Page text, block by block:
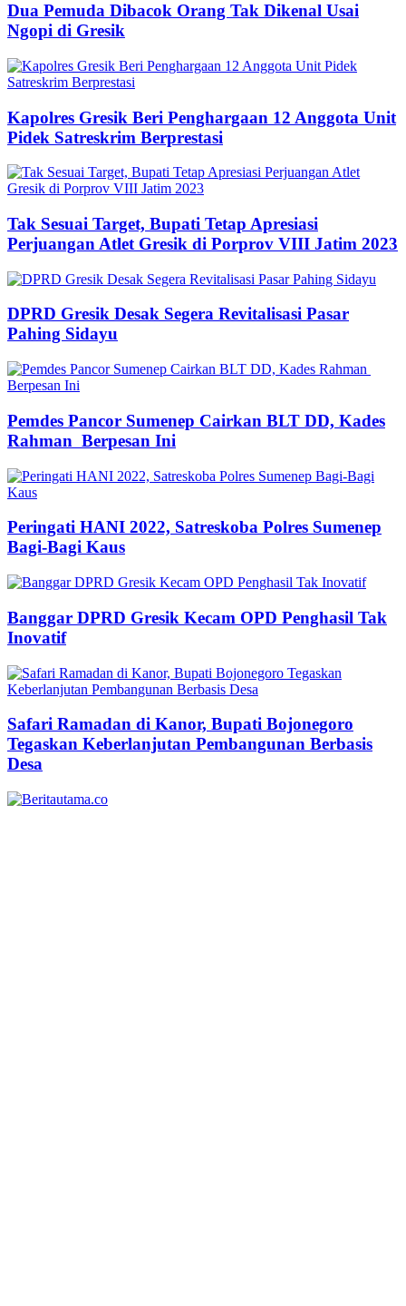
Dua Pemuda Dibacok Orang Tak Dikenal Usai
Ngopi di Gresik
Kapolres Gresik Beri Penghargaan 12 Anggota Unit
Pidek Satreskrim Berprestasi
Tak Sesuai Target, Bupati Tetap Apresiasi
Perjuangan Atlet Gresik di Porprov VIII Jatim 2023
DPRD Gresik Desak Segera Revitalisasi Pasar
Pahing Sidayu
Pemdes Pancor Sumenep Cairkan BLT DD, Kades
Rahman Berpesan Ini
Peringati HANI 2022, Satreskoba Polres Sumenep
Bagi-Bagi Kaus
Banggar DPRD Gresik Kecam OPD Penghasil Tak
Inovatif
Safari Ramadan di Kanor, Bupati Bojonegoro
Tegaskan Keberlanjutan Pembangunan Berbasis
Desa